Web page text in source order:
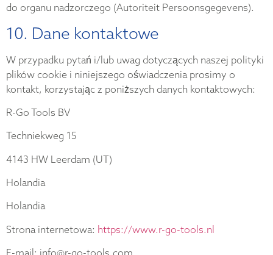
do organu nadzorczego (Autoriteit Persoonsgegevens).
10. Dane kontaktowe
W przypadku pytań i/lub uwag dotyczących naszej polityki
plików cookie i niniejszego oświadczenia prosimy o
kontakt, korzystając z poniższych danych kontaktowych:
R-Go Tools BV
Techniekweg 15
4143 HW Leerdam (UT)
Holandia
Holandia
Strona internetowa: https://www.r-go-tools.nl